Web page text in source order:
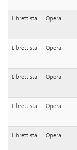
Librettista Opera
Librettista Opera
Librettista Opera
Librettista Opera
Librettista Opera